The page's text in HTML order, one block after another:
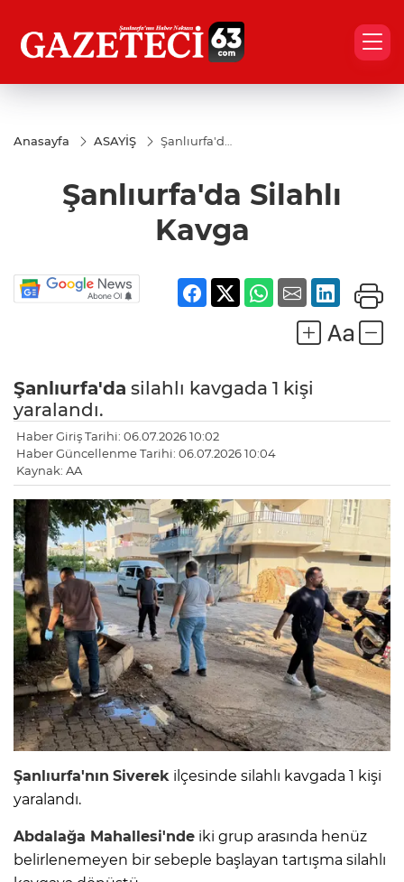
Anasayfa ASAYİŞ
Şanlıurfa'da
Şanlıurfa'da Silahlı
Kavga
Şanlıurfa'da silahlı kavgada 1 kişi
yaralandı.
Haber Giriş Tarihi: 06.07.2026 10:02
Haber Güncellenme Tarihi: 06.07.2026 10:04
Kaynak: AA
Şanlıurfa'nın Siverek ilçesinde silahlı kavgada 1 kişi
yaralandı.
Abdalağa Mahallesi'nde iki grup arasında henüz
belirlenemeyen bir sebeple başlayan tartışma silahlı